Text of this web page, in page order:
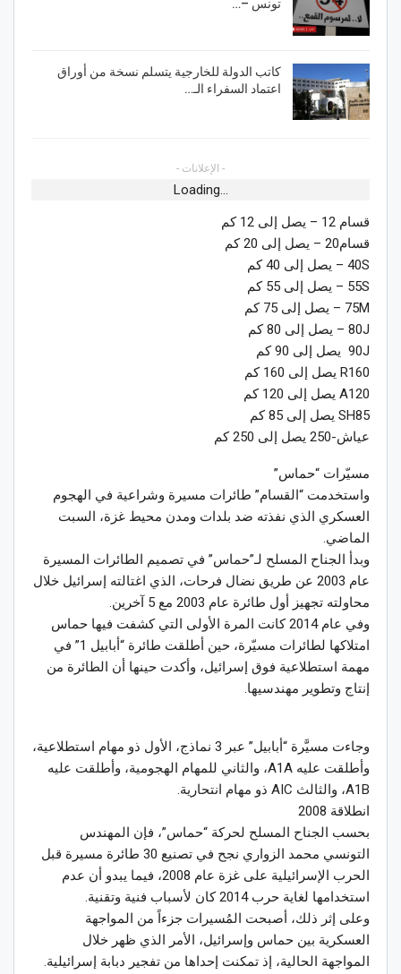
تونس –…
كاتب الدولة للخارجية يتسلم نسخة من أوراق
اعتماد السفراء الـ…
- الإعلانات -
Loading...
قسام 12 – يصل إلى 12 كم
قسام20 – يصل إلى 20 كم
40S – يصل إلى 40 كم
55S – يصل إلى 55 كم
75M – يصل إلى 75 كم
80J – يصل إلى 80 كم
90J يصل إلى 90 كم
R160 يصل إلى 160 كم
A120 يصل إلى 120 كم
SH85 يصل إلى 85 كم
عياش-250 يصل إلى 250 كم
مسيّرات “حماس”
واستخدمت “القسام” طائرات مسيرة وشراعية في الهجوم
العسكري الذي نفذته ضد بلدات ومدن محيط غزة، السبت
الماضي.
وبدأ الجناح المسلح لـ”حماس” في تصميم الطائرات المسيرة
عام 2003 عن طريق نضال فرحات، الذي اغتالته إسرائيل خلال
محاولته تجهيز أول طائرة عام 2003 مع 5 آخرين.
وفي عام 2014 كانت المرة الأولى التي كشفت فيها حماس
امتلاكها لطائرات مسيّرة، حين أطلقت طائرة “أبابيل 1” في
مهمة استطلاعية فوق إسرائيل، وأكدت حينها أن الطائرة من
إنتاج وتطوير مهندسيها.
وجاءت مسيَّرة “أبابيل” عبر 3 نماذج، الأول ذو مهام استطلاعية،
وأطلقت عليه A1A، والثاني للمهام الهجومية، وأطلقت عليه
A1B، والثالث AIC ذو مهام انتحارية.
انطلاقة 2008
بحسب الجناح المسلح لحركة “حماس”، فإن المهندس
التونسي محمد الزواري نجح في تصنيع 30 طائرة مسيرة قبل
الحرب الإسرائيلية على غزة عام 2008، فيما يبدو أن عدم
استخدامها لغاية حرب 2014 كان لأسباب فنية وتقنية.
وعلى إثر ذلك، أصبحت المُسيرات جزءاً من المواجهة
العسكرية بين حماس وإسرائيل، الأمر الذي ظهر خلال
المواجهة الحالية، إذ تمكنت إحداها من تفجير دبابة إسرائيلية.